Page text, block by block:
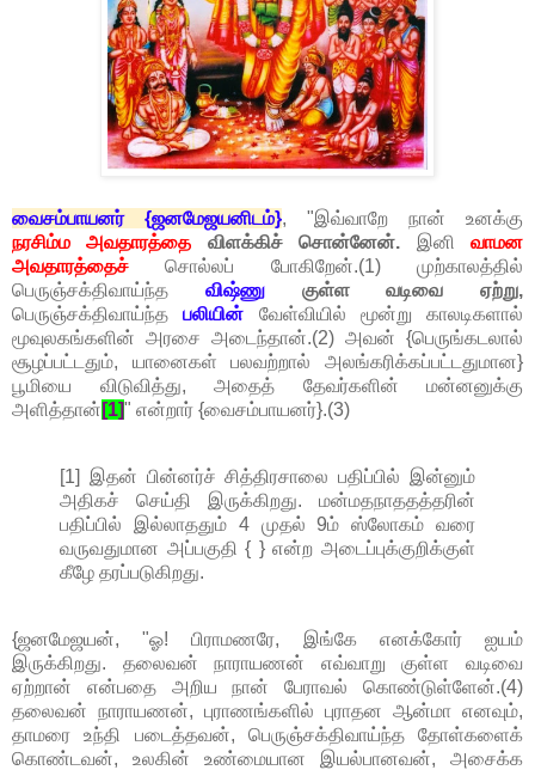
வைசம்பாயனர் {ஜனமேஜயனிடம்}, "இவ்வாறே நான் உனக்கு
நரசிம்ம அவதாரத்தை விளக்கிச் சொன்னேன். இனிவாமன
அவதாரத்தைச் சொல்லப் போகிறேன்.(1) முற்காலத்தில்
பெருஞ்சக்திவாய்ந்த விஷ்ணுகுள்ள வடிவை ஏற்று,
பெருஞ்சக்திவாய்ந்தபலியின் வேள்வியில் மூன்று காலடிகளால்
மூவுலகங்களின் அரசை அடைந்தான்.(2) அவன் {பெருங்கடலால்
சூழப்பட்டதும், யானைகள் பலவற்றால் அலங்கரிக்கப்பட்டதுமான}
பூமியை விடுவித்து, அதைத் தேவர்களின் மன்னனுக்கு
அளித்தான் [1]" என்றார் {வைசம்பாயனர்}.(3)
[1] இதன் பின்னர்ச் சித்திரசாலை பதிப்பில் இன்னும்
அதிகச் செய்தி இருக்கிறது. மன்மதநாததத்தரின்
பதிப்பில் இல்லாததும் 4 முதல் 9ம் ஸ்லோகம் வரை
வருவதுமான அப்பகுதி { } என்ற அடைப்புக்குறிக்குள்
கீழே தரப்படுகிறது.
{ஜனமேஜயன், "ஓ! பிராமணரே, இங்கே எனக்கோர் ஐயம்
இருக்கிறது. தலைவன் நாராயணன் எவ்வாறு குள்ள வடிவை
ஏற்றான் என்பதை அறிய நான் பேராவல் கொண்டுள்ளேன்.(4)
தலைவன் நாராயணன், புராணங்களில் புராதன ஆன்மா எனவும்,
தாமரை உந்தி படைத்தவன், பெருஞ்சக்திவாய்ந்த தோள்களைக்
கொண்டவன், உலகின் உண்மையான இயல்பானவன், அசைக்க